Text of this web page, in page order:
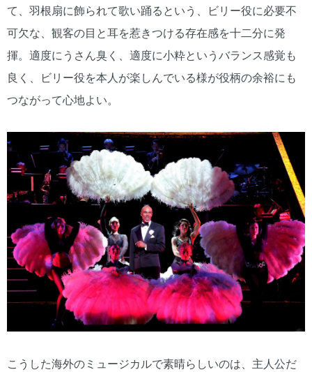
て、羽根扇に飾られて歌い踊るという、ビリー役に必要不
可欠な、観客の目と耳を惹きつける存在感を十二分に発
揮。適度にうさん臭く、適度に小粋というバランス感覚も
良く、ビリー役を本人が楽しんでいる様が役柄の余裕にも
つながって心地よい。
こうした海外のミュージカルで素晴らしいのは、主人公だ